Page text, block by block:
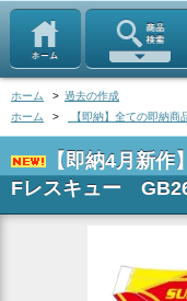
ホーム > 過去の作成
ホーム
> 【即納】全ての即納商
【即納4月新
Fレスキュー